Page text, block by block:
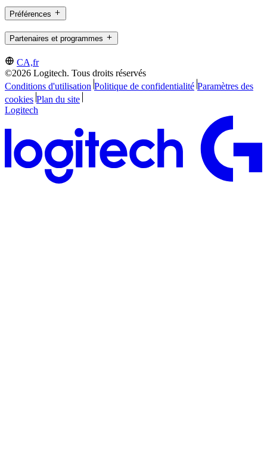
Préférences
Partenaires et programmes
CA,fr
©2026 Logitech. Tous droits réservés
Conditions d'utilisation Politique de confidentialité Paramètres des
cookies Plan du site
Logitech